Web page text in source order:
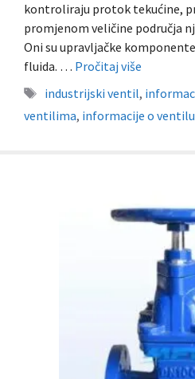
kontroliraju protok tekućine,
promjenom veličine područja
Oni su upravljačke
fluida. … Pročitaj više
Oznake
industrijski ventil,
ventilima, informacije o ventilu